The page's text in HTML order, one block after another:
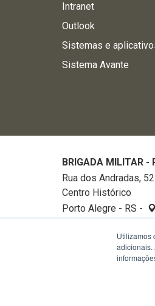
Intranet
Outlook
Sistemas e
Sistema Avante
BRIGADA MILITAR -
Rua dos Andradas,
Centro Histórico
Porto Alegre - RS -
32882740Utilizamos
adicionais.